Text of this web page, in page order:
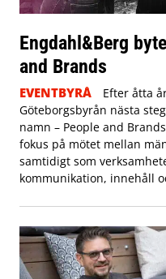
Engdahl&Berg
and Brands
EVENTBYRÅ
Efter åtta
Göteborgsbyrån nästa
namn – People and
fokus på mötet mellan
samtidigt som
kommunikation, innehåll